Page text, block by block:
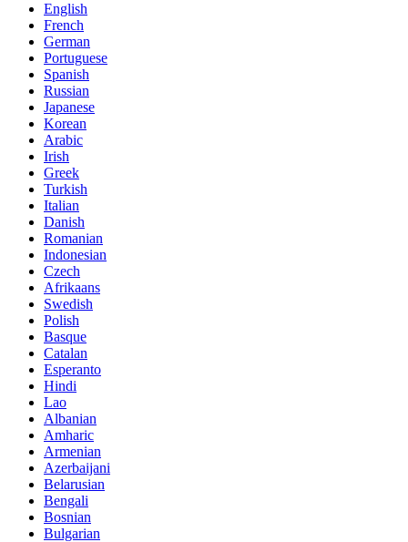
English
French
German
Portuguese
Spanish
Russian
Japanese
Korean
Arabic
Irish
Greek
Turkish
Italian
Danish
Romanian
Indonesian
Czech
Afrikaans
Swedish
Polish
Basque
Catalan
Esperanto
Hindi
Lao
Albanian
Amharic
Armenian
Azerbaijani
Belarusian
Bengali
Bosnian
Bulgarian